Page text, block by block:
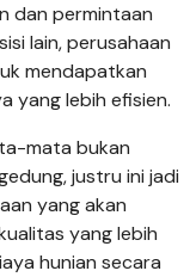
dan permintaan
lain, perusahaan
mendapatkan
yang lebih efisien.
mata bukan
justru ini jadi
yang akan
yang lebih
hunian secara